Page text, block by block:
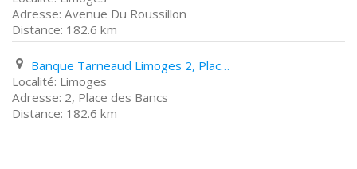
Avenue Du Roussillon
182.6 km
Banque Tarneaud Limoges 2, Place des Bancs
Limoges
2, Place des Bancs
182.6 km